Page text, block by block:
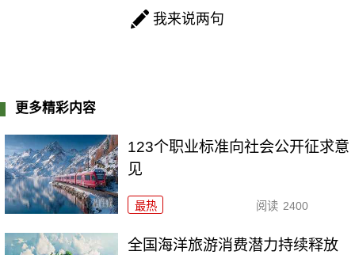
我来说两句
更多精彩内容
123个职业标准向社会公开征求意
见
最热 阅读 2400
全国海洋旅游消费潜力持续释放